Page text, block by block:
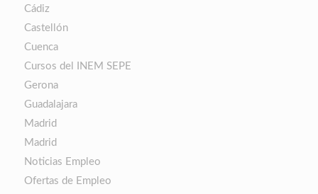
Cádiz
Castellón
Cuenca
Cursos del INEM SEPE
Gerona
Guadalajara
Madrid
Madrid
Noticias Empleo
Ofertas de Empleo